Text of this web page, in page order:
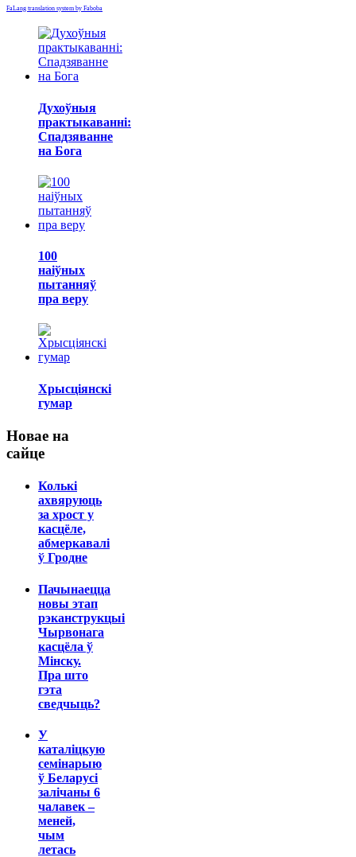
FaLang translation system by Faboba
Духоўныя
практыкаванні:
Спадзяванне
на Бога
100
наіўных
пытанняў
пра веру
Хрысціянскі
гумар
Новае на
сайце
Колькі
ахвяруюць
за хрост у
касцёле,
абмеркавалі
ў Гродне
Пачынаецца
новы этап
рэканструкцыі
Чырвонага
касцёла ў
Мінску.
Пра што
гэта
сведчыць?
У
каталіцкую
семінарыю
ў Беларусі
залічаны 6
чалавек –
меней,
чым
летась